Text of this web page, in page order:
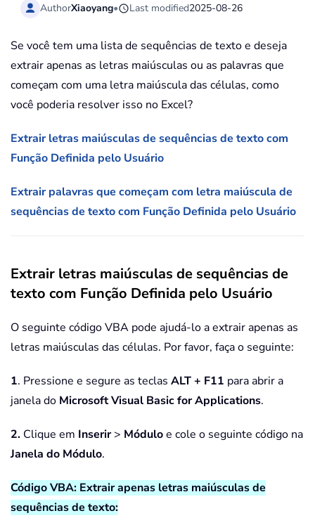
AuthorXiaoyang• Last modified2025-08-26
Se você tem uma lista de sequências de texto e deseja
extrair apenas as letras maiúsculas ou as palavras que
começam com uma letra maiúscula das células, como
você poderia resolver isso no Excel?
Extrair letras maiúsculas de sequências de texto com
Função Definida pelo Usuário
Extrair palavras que começam com letra maiúscula de
sequências de texto com Função Definida pelo Usuário
Extrair letras maiúsculas de sequências de
texto com Função Definida pelo Usuário
O seguinte código VBA pode ajudá-lo a extrair apenas as
letras maiúsculas das células. Por favor, faça o seguinte:
1. Pressione e segure as teclas ALT + F11 para abrir a
janela do Microsoft Visual Basic for Applications.
2. Clique em Inserir> Móduloe cole o seguinte código na
Janela do Módulo.
Código VBA: Extrair apenas letras maiúsculas de
sequências de texto: